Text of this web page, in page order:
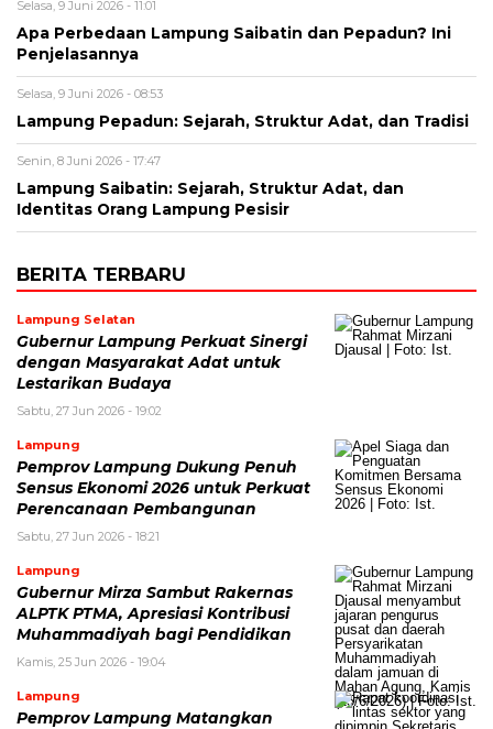
Selasa, 9 Juni 2026 - 11:01
Apa Perbedaan Lampung Saibatin dan Pepadun? Ini
Penjelasannya
Selasa, 9 Juni 2026 - 08:53
Lampung Pepadun: Sejarah, Struktur Adat, dan Tradisi
Senin, 8 Juni 2026 - 17:47
Lampung Saibatin: Sejarah, Struktur Adat, dan
Identitas Orang Lampung Pesisir
BERITA TERBARU
Lampung Selatan
Gubernur Lampung Perkuat Sinergi
dengan Masyarakat Adat untuk
Lestarikan Budaya
Sabtu, 27 Jun 2026 - 19:02
Lampung
Pemprov Lampung Dukung Penuh
Sensus Ekonomi 2026 untuk Perkuat
Perencanaan Pembangunan
Sabtu, 27 Jun 2026 - 18:21
Lampung
Gubernur Mirza Sambut Rakernas
ALPTK PTMA, Apresiasi Kontribusi
Muhammadiyah bagi Pendidikan
Kamis, 25 Jun 2026 - 19:04
Lampung
Pemprov Lampung Matangkan